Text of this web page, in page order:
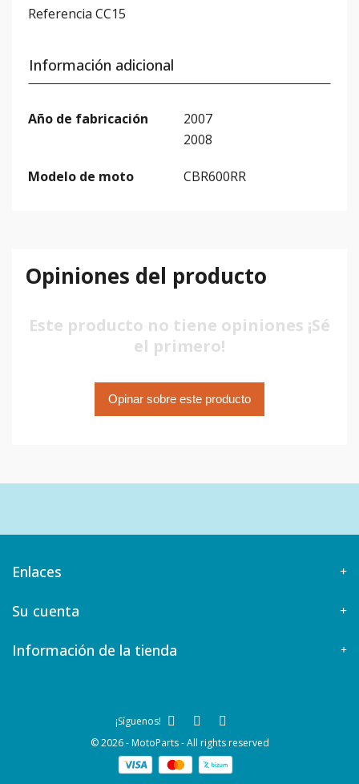
Referencia CC15
Información adicional
Año de fabricación
2007
2008
Modelo de moto CBR600RR
Opiniones del producto
Este producto no tiene opiniones ¡Sé
el primero!
Opinar sobre este producto
Enlaces
Su cuenta
Información de la tienda
© 2026 - MotoParts - All rights reserved
¡Síguenos!